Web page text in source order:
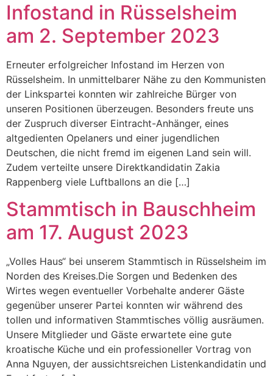
Infostand in Rüsselsheim
am 2. September 2023
Erneuter erfolgreicher Infostand im Herzen von
Rüsselsheim. In unmittelbarer Nähe zu den Kommunisten
der Linkspartei konnten wir zahlreiche Bürger von
unseren Positionen überzeugen. Besonders freute uns
der Zuspruch diverser Eintracht-Anhänger, eines
altgedienten Opelaners und einer jugendlichen
Deutschen, die nicht fremd im eigenen Land sein will.
Zudem verteilte unsere Direktkandidatin Zakia
Rappenberg viele Luftballons an die […]
Stammtisch in Bauschheim
am 17. August 2023
„Volles Haus“ bei unserem Stammtisch in Rüsselsheim im
Norden des Kreises.Die Sorgen und Bedenken des
Wirtes wegen eventueller Vorbehalte anderer Gäste
gegenüber unserer Partei konnten wir während des
tollen und informativen Stammtisches völlig ausräumen.
Unsere Mitglieder und Gäste erwartete eine gute
kroatische Küche und ein professioneller Vortrag von
Anna Nguyen, der aussichtsreichen Listenkandidatin und